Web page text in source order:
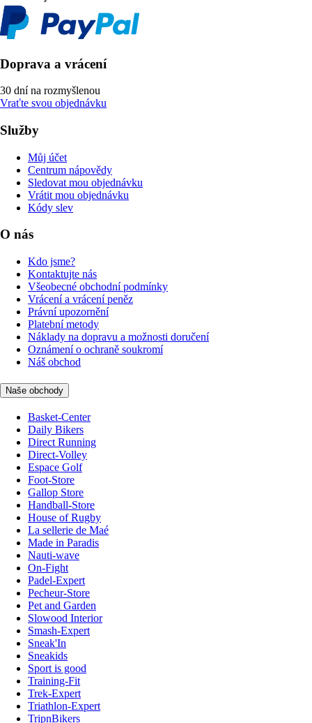
Doprava a vrácení
30 dní na rozmyšlenou
Vraťte svou objednávku
Služby
Můj účet
Centrum nápovědy
Sledovat mou objednávku
Vrátit mou objednávku
Kódy slev
O nás
Kdo jsme?
Kontaktujte nás
Všeobecné obchodní podmínky
Vrácení a vrácení peněz
Právní upozornění
Platební metody
Náklady na dopravu a možnosti doručení
Oznámení o ochraně soukromí
Náš obchod
Naše obchody
Basket-Center
Daily Bikers
Direct Running
Direct-Volley
Espace Golf
Foot-Store
Gallop Store
Handball-Store
House of Rugby
La sellerie de Maé
Made in Paradis
Nauti-wave
On-Fight
Padel-Expert
Pecheur-Store
Pet and Garden
Slowood Interior
Smash-Expert
Sneak'In
Sneakids
Sport is good
Training-Fit
Trek-Expert
Triathlon-Expert
TripnBikers